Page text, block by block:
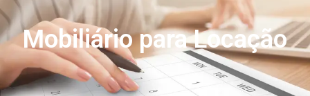
Mobiliário para Locação